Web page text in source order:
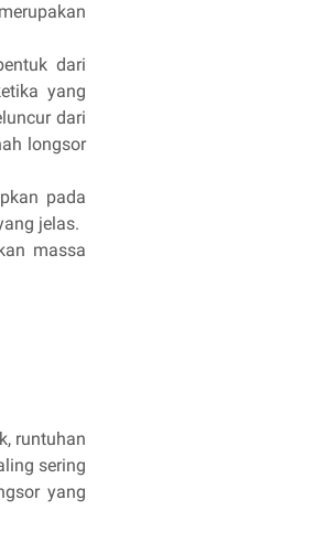
dari
yang
dari
longsor
pada
jelas.
massa
runtuhan
sering
yang